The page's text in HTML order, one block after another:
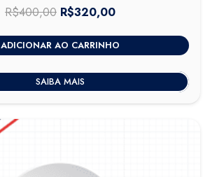
R$400,00 O
preço
original
era:
R$400,00.
R$320,00
preço
atual
é:
R$320,00.
ADICIONAR AO CARRINHO
SAIBA MAIS